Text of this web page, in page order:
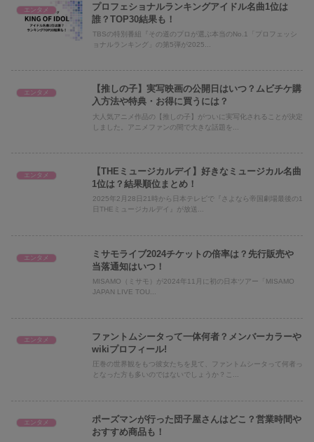
エンタメ
プロフェショナルランキングアイドル名曲1位は
誰？TOP30結果も！
TBSの特別番組『その道のプロが選ぶ本当のNo.1「プロフェッシ
ョナルランキング」の第5弾が2025...
エンタメ
【推しの子】実写映画の公開日はいつ？ムビチケ購
入方法や特典・お得に買うには？
大人気アニメ作品の【推しの子】がついに実写化されることが決定
しました。アニメファンの間で大きな話題を...
エンタメ
【THEミュージカルデイ】好きなミュージカル名曲
1位は？結果順位まとめ！
2025年2月28日21時から日本テレビで『さよなら帝国劇場最後の1
日THEミュージカルデイ』が放送...
エンタメ
ミサモライブ2024チケットの倍率は？先行販売や
当落通知はいつ！
MISAMO（ミサモ）が2024年11月に初の日本ツアー「MISAMO
JAPAN LIVE TOU...
エンタメ
ファントムシータって一体何者？メンバーカラーや
wikiプロフィール!
圧巻の世界観をもつ彼女たちを見て、ファントムシータって何者っ
となった方も多いのではないでしょうか？こ...
エンタメ
ポーズマンが行った団子屋さんはどこ？営業時間や
おすすめ商品も！